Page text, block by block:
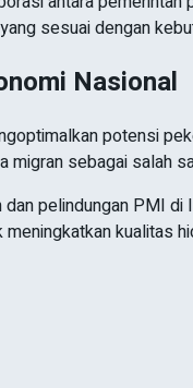
sesuai dengan
Nasional
potensi
sebagai salah
pelindungan
kualitas